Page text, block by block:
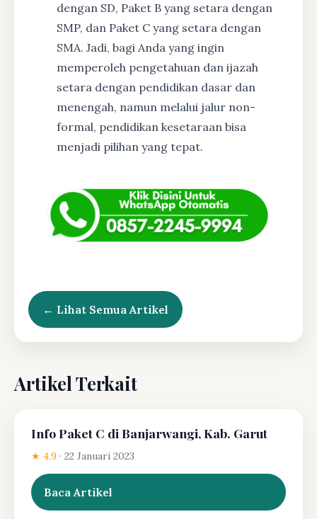
dengan SD, Paket B yang setara dengan
SMP, dan Paket C yang setara dengan
SMA. Jadi, bagi Anda yang ingin
memperoleh pengetahuan dan ijazah
setara dengan pendidikan dasar dan
menengah, namun melalui jalur non-
formal, pendidikan kesetaraan bisa
menjadi pilihan yang tepat.
← Lihat Semua Artikel
Artikel Terkait
Info Paket C di Banjarwangi, Kab. Garut
★ 4.9 · 22 Januari 2023
Baca Artikel